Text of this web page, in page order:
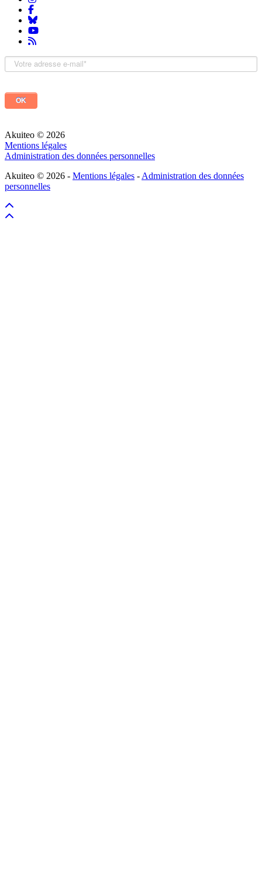
Akuiteo © 2026
Mentions légales
Administration des données personnelles
Akuiteo © 2026 - Mentions légales - Administration des données
personnelles